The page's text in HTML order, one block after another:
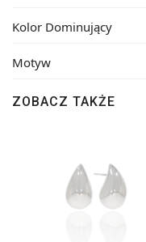
Kolor Dominujący
Motyw
ZOBACZ TAKŻE